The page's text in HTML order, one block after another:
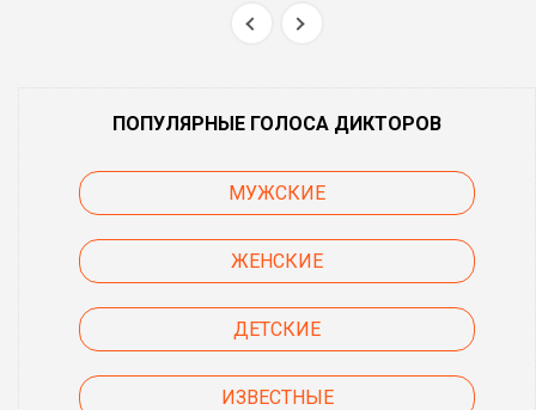
ПОПУЛЯРНЫЕ ГОЛОСА ДИКТОРОВ
МУЖСКИЕ
ЖЕНСКИЕ
ДЕТСКИЕ
ИЗВЕСТНЫЕ